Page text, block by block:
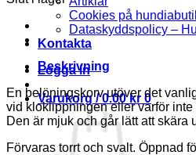
Cookies på
Dataskyddspolicy –
Kontakta
Logga in
Varukorg /0.00kr 0
Beskrivning
En belöningskorv utöver det
vid kloklippningen eller varför
Den är mjuk och går lätt att
Förvaras torrt och svalt. Öppnad